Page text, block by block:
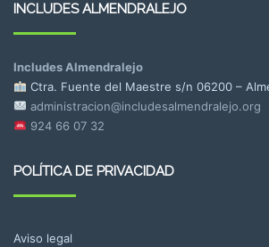
INCLUDES ALMENDRALEJO
Includes Almendralejo
Ctra. Fuente del Maestre s/n 06200 –
administracion@includesalmendralejo.org
924 66 07 32
POLÍTICA DE PRIVACIDAD
Aviso legal